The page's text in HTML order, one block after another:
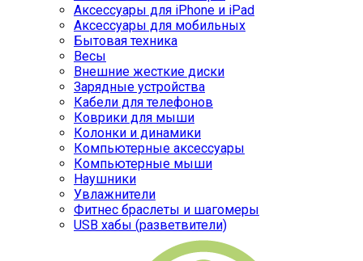
Аксессуары для iPhone и iPad
Аксессуары для мобильных
Бытовая техника
Весы
Внешние жесткие диски
Зарядные устройства
Кабели для телефонов
Коврики для мыши
Колонки и динамики
Компьютерные аксессуары
Компьютерные мыши
Наушники
Увлажнители
Фитнес браслеты и шагомеры
USB хабы (разветвители)